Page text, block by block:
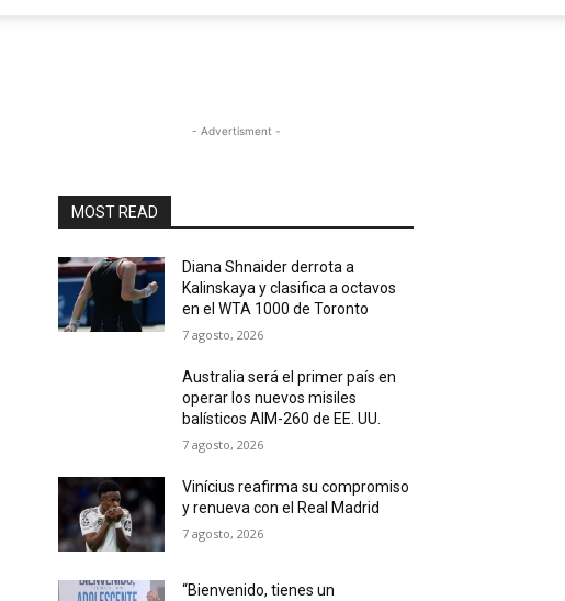
- Advertisment -
MOST READ
Diana Shnaider derrota a
Kalinskaya y clasifica a octavos
en el WTA 1000 de Toronto
7 agosto, 2026
Australia será el primer país en
operar los nuevos misiles
balísticos AIM-260 de EE. UU.
7 agosto, 2026
Vinícius reafirma su compromiso
y renueva con el Real Madrid
7 agosto, 2026
“Bienvenido, tienes un